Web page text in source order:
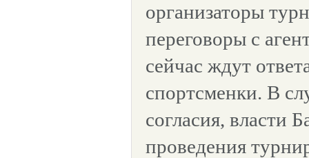
организаторы
переговоры с
сейчас ждут
спортсменки. В
согласия, власти
проведения